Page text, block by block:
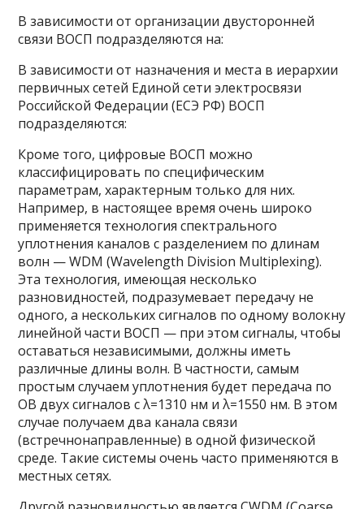
В зависимости от организации двусторонней
связи ВОСП подразделяются на:
В зависимости от назначения и места в иерархии
первичных сетей Единой сети электросвязи
Российской Федерации (ЕСЭ РФ) ВОСП
подразделяются:
Кроме того, цифровые ВОСП можно
классифицировать по специфическим
параметрам, характерным только для них.
Например, в настоящее время очень широко
применяется технология спектрального
уплотнения каналов с разделением по длинам
волн — WDM (Wavelength Division Multiplexing).
Эта технология, имеющая несколько
разновидностей, подразумевает передачу не
одного, а нескольких сигналов по одному волокну
линейной части ВОСП — при этом сигналы, чтобы
оставаться независимыми, должны иметь
различные длины волн. В частности, самым
простым случаем уплотнения будет передача по
ОВ двух сигналов с λ=1310 нм и λ=1550 нм. В этом
случае получаем два канала связи
(встречнонаправленные) в одной физической
среде. Такие системы очень часто применяются в
местных сетях.